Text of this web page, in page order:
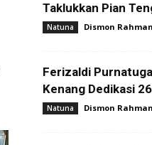
Taklukkan Pian
Natuna Dismon Rahman
Ferizaldi
Kenang Dedikasi
Natuna Dismon Rahman